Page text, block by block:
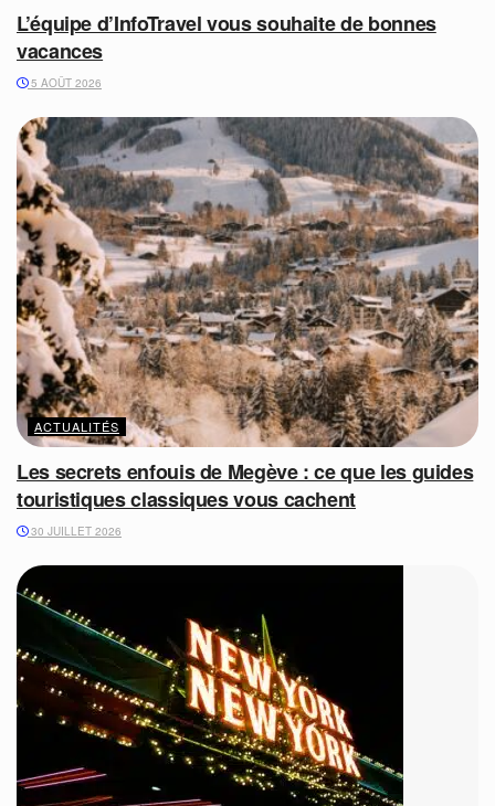
L’équipe d’InfoTravel vous souhaite de bonnes
vacances
5 AOÛT 2026
ACTUALITÉS
Les secrets enfouis de Megève : ce que les guides
touristiques classiques vous cachent
30 JUILLET 2026